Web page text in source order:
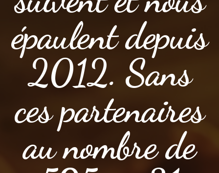
épaulent depuis
2012. Sans
ces partenaires
au nombre de